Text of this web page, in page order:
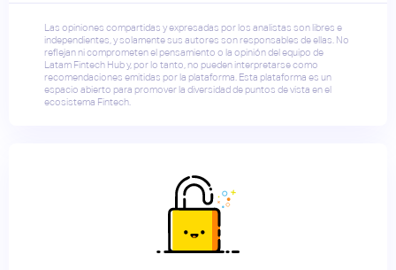
Las opiniones compartidas y expresadas por los analistas son libres e
independientes, y solamente sus autores son responsables de ellas. No
reflejan ni comprometen el pensamiento o la opinión del equipo de
Latam Fintech Hub y, por lo tanto, no pueden interpretarse como
recomendaciones emitidas por la plataforma. Esta plataforma es un
espacio abierto para promover la diversidad de puntos de vista en el
ecosistema Fintech.